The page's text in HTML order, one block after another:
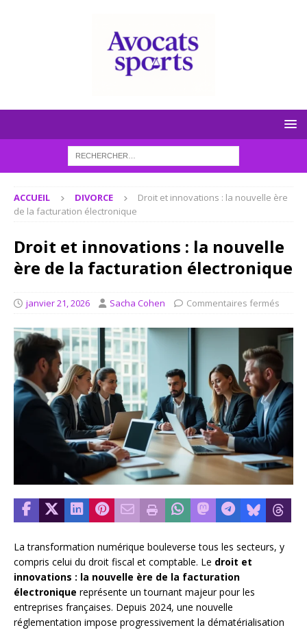
ACCUEIL DIVORCE
Droit et innovations : la nouvelle ère
de la facturation électronique
Droit et innovations : la nouvelle
ère de la facturation électronique
janvier 21, 2026 Sacha Cohen Commentaires fermés
La transformation numérique bouleverse tous les secteurs, y
compris celui du droit fiscal et comptable. Le droit et
innovations : la nouvelle ère de la facturation
électronique représente un tournant majeur pour les
entreprises françaises. Depuis 2024, une nouvelle
réglementation impose progressivement la dématérialisation